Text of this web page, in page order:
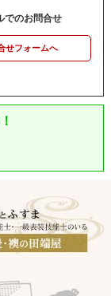
でのお問合せ
せフォームへ